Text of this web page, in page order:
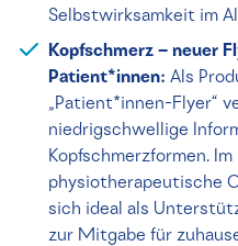
Selbstwirksamkeit im
Kopfschmerz – neuer
Patient*innen: Als
„Patient*innen-Flyer“
niedrigschwellige
Kopfschmerzformen.
physiotherapeutische
sich ideal als
zur Mitgabe für